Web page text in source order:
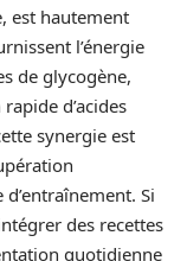
est hautement
l’énergie
de glycogène,
d’acides
synergie est
Si
des recettes
quotidienne